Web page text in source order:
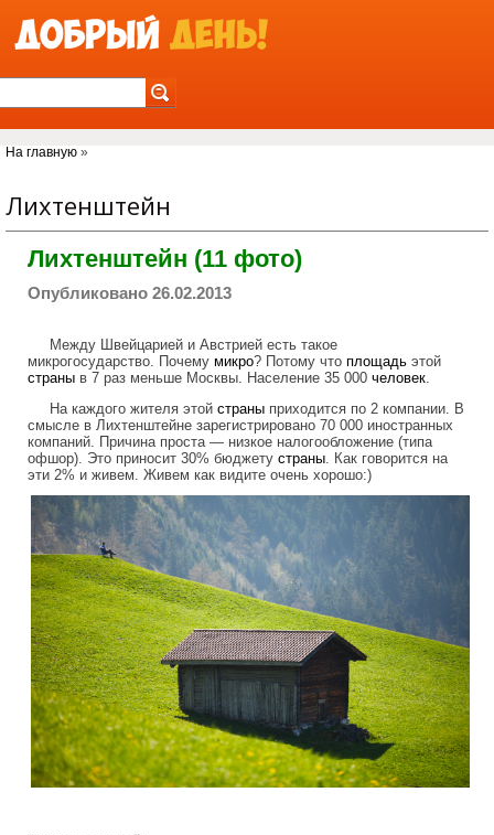
Вы здесь
На главную »
Лихтенштейн
Лихтенштейн (11 фото)
Опубликовано 26.02.2013
Между Швейцарией и Австрией есть такое
микрогосударство. Почему микро? Потому что площадь этой
страны в 7 раз меньше Москвы. Население 35 000 человек.
На каждого жителя этой страны приходится по 2 компании. В
смысле в Лихтенштейне зарегистрировано 70 000 иностранных
компаний. Причина проста — низкое налогообложение (типа
офшор). Это приносит 30% бюджету страны . Как говорится на
эти 2% и живем. Живем как видите очень хорошо:)
liechtenstein.jpg